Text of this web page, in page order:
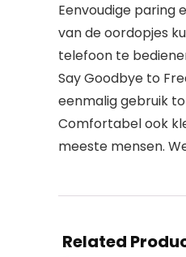
Eenvoudige paring
van de oordopjes
telefoon te
Say Goodbye to
eenmalig gebruik
Comfortabel ook
meeste mensen.
Related